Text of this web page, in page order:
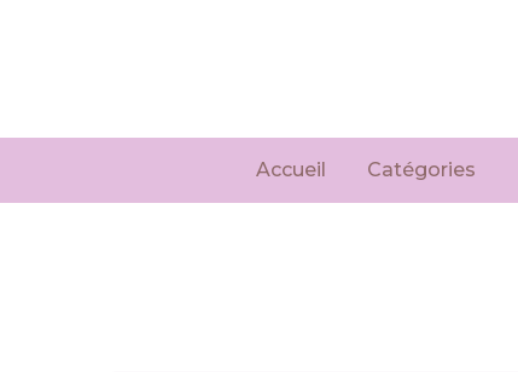
Accueil Catégories